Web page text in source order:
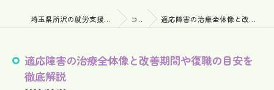
埼玉県所沢の就労支援なら一般社団法人MeRise コラム 適応障害の治療全体像と改善期間や復職の目安を徹底解説
適応障害の治療全体像と改善期間や復職の目安を
徹底解説